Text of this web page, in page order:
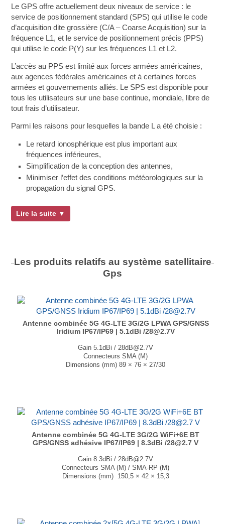
Le GPS offre actuellement deux niveaux de service : le
service de positionnement standard (SPS) qui utilise le code
d’acquisition dite grossière (C/A – Coarse Acquisition) sur la
fréquence L1, et le service de positionnement précis (PPS)
qui utilise le code P(Y) sur les fréquences L1 et L2.
L’accès au PPS est limité aux forces armées américaines,
aux agences fédérales américaines et à certaines forces
armées et gouvernements alliés. Le SPS est disponible pour
tous les utilisateurs sur une base continue, mondiale, libre de
tout frais d’utilisateur.
Parmi les raisons pour lesquelles la bande L a été choisie :
Le retard ionosphérique est plus important aux
fréquences inférieures,
Simplification de la conception des antennes,
Minimiser l’effet des conditions météorologiques sur la
propagation du signal GPS.
Lire la suite ▼
Les produits relatifs au système satellitaire
Gps
Antenne combinée 5G 4G-LTE 3G/2G LPWA GPS/GNSS
Iridium IP67/IP69 | 5.1dBi /28@2.7V
Gain 5.1dBi / 28dB@2.7V
Connecteurs SMA (M)
Dimensions (mm) 89 × 76 × 27/30
Antenne combinée 5G 4G-LTE 3G/2G WiFi+6E BT
GPS/GNSS adhésive IP67/IP69 | 8.3dBi /28@2.7 V
Gain 8.3dBi / 28dB@2.7V
Connecteurs SMA (M) / SMA-RP (M)
Dimensions (mm) 150,5 × 42 × 15,3